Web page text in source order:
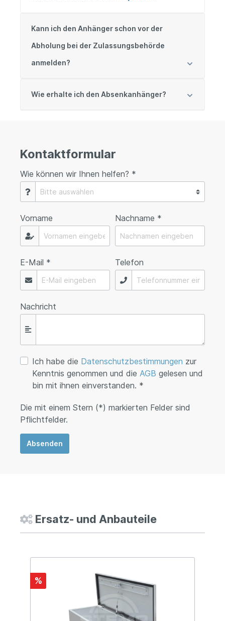
Kann ich den Anhänger schon vor der
Abholung bei der Zulassungsbehörde
anmelden?
Wie erhalte ich den Absenkanhänger?
Kontaktformular
Wie können wir Ihnen helfen? *
Vorname Nachname *
E-Mail * Telefon
Nachricht
Ich habe die Datenschutzbestimmungen zur
Kenntnis genommen und die AGB gelesen und
bin mit ihnen einverstanden. *
Die mit einem Stern (*) markierten Felder sind
Pflichtfelder.
Absenden
Ersatz- und Anbauteile
%